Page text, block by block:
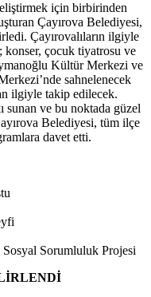
için birbirinden
Çayırova Belediyesi,
Çayırovalıların ilgiyle
çocuk tiyatrosu ve
Kültür Merkezi ve
sahnelenecek
ilgiyle takip edilecek.
sunan ve bu noktada güzel
Belediyesi, tüm ilçe
davet etti.
Sorumluluk Projesi